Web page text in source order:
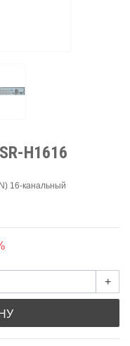
H1616
16-канальный
+